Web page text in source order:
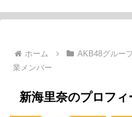
ホーム AKB48グルー
業メンバー
新海里奈のプロフィ